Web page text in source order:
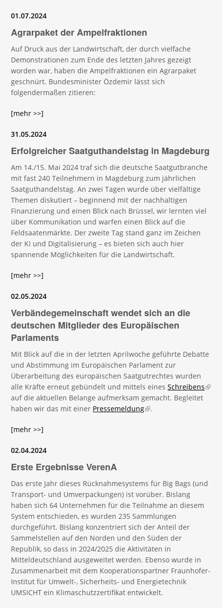
01.07.2024
Agrarpaket der Ampelfraktionen
Auf Druck aus der Landwirtschaft, der durch vielfache
Demonstrationen zum Ende des letzten Jahres gezeigt
worden war, haben die Ampelfraktionen ein Agrarpaket
geschnürt. Bundesminister Özdemir lässt sich
folgendermaßen zitieren:
[mehr >>]
31.05.2024
Erfolgreicher Saatguthandelstag in Magdeburg
Am 14./15. Mai 2024 traf sich die deutsche Saatgutbranche
mit fast 240 Teilnehmern in Magdeburg zum jährlichen
Saatguthandelstag. An zwei Tagen wurde über vielfältige
Themen diskutiert – beginnend mit der nachhaltigen
Finanzierung und einen Blick nach Brüssel, wir lernten viel
über Kommunikation und warfen einen Blick auf die
Feldsaatenmärkte. Der zweite Tag stand ganz im Zeichen
der KI und Digitalisierung – es bieten sich auch hier
spannende Möglichkeiten für die Landwirtschaft.
[mehr >>]
02.05.2024
Verbändegemeinschaft wendet sich an die
deutschen Mitglieder des Europäischen
Parlaments
Mit Blick auf die in der letzten Aprilwoche geführte Debatte
und Abstimmung im Europäischen Parlament zur
Überarbeitung des europäischen Saatgutrechtes wurden
alle Kräfte erneut gebündelt und mittels einesSchreibens(link
auf die aktuellen Belange aufmerksam gemacht. Begleitet
haben wir das mit einer Pressemeldung(link is external)
.
[mehr >>]
02.04.2024
Erste Ergebnisse VerenA
Das erste Jahr dieses Rücknahmesystems für Big Bags (und
Transport- und Umverpackungen) ist vorüber. Bislang
haben sich 64 Unternehmen für die Teilnahme an diesem
System entschieden, es wurden 235 Sammlungen
durchgeführt. Bislang konzentriert sich der Anteil der
Sammelstellen auf den Norden und den Süden der
Republik, so dass in 2024/2025 die Aktivitäten in
Mitteldeutschland ausgeweitet werden. Ebenso wurde in
Zusammenarbeit mit dem Kooperationspartner Fraunhofer-
Institut für Umwelt-, Sicherheits- und Energietechnik
UMSICHT ein Klimaschutzzertifikat entwickelt.